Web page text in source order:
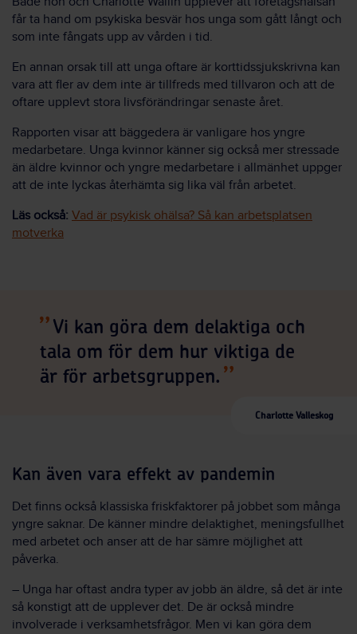
får ta hand om psykiska besvär hos unga som gått långt och
som inte fångats upp av vården i tid.
En annan orsak till att unga oftare är korttidssjukskrivna kan
vara att fler av dem inte är tillfreds med tillvaron och att de
oftare upplevt stora livsförändringar senaste året.
Rapporten visar att bäggedera är vanligare hos yngre
medarbetare. Unga kvinnor känner sig också mer stressade
än äldre kvinnor och yngre medarbetare i allmänhet uppger
att de inte lyckas återhämta sig lika väl från arbetet.
Läs också: Vad är psykisk ohälsa? Så kan arbetsplatsen
motverka
Vi kan göra dem delaktiga och
tala om för dem hur viktiga de
är för arbetsgruppen.
Charlotte Valleskog
Kan även vara effekt av pandemin
Det finns också klassiska friskfaktorer på jobbet som många
yngre saknar. De känner mindre delaktighet, meningsfullhet
med arbetet och anser att de har sämre möjlighet att
påverka.
– Unga har oftast andra typer av jobb än äldre, så det är inte
så konstigt att de upplever det. De är också mindre
involverade i verksamhetsfrågor. Men vi kan göra dem